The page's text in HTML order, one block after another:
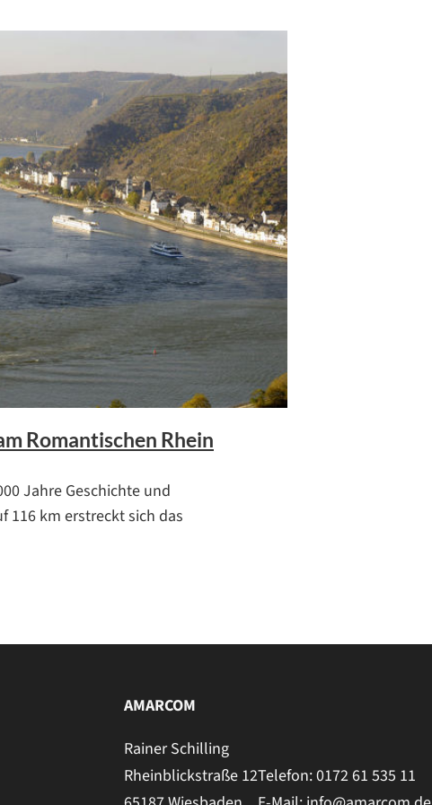
Romantischen Rhein
Jahre Geschichte und
116 km erstreckt sich das
AMARCOM
Rainer Schilling
Rheinblickstraße 12Telefon: 0172 61 535 11